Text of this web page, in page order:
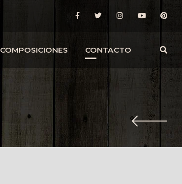
COMPOSICIONES CONTACTO